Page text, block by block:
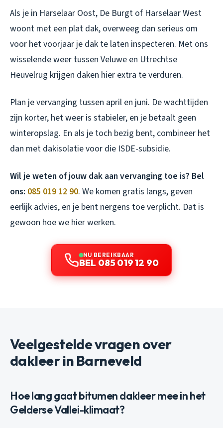
Als je in Harselaar Oost, De Burgt of Harselaar West
woont met een plat dak, overweeg dan serieus om
voor het voorjaar je dak te laten inspecteren. Met ons
wisselende weer tussen Veluwe en Utrechtse
Heuvelrug krijgen daken hier extra te verduren.
Plan je vervanging tussen april en juni. De wachttijden
zijn korter, het weer is stabieler, en je betaalt geen
winteropslag. En als je toch bezig bent, combineer het
dan met dakisolatie voor die ISDE-subsidie.
Wil je weten of jouw dak aan vervanging toe is? Bel
ons: 085 019 12 90. We komen gratis langs, geven
eerlijk advies, en je bent nergens toe verplicht. Dat is
gewoon hoe we hier werken.
NU BEREIKBAAR
BEL 085 019 12 90
Veelgestelde vragen over
dakleer in Barneveld
Hoe lang gaat bitumen dakleer mee in het
Gelderse Vallei-klimaat?